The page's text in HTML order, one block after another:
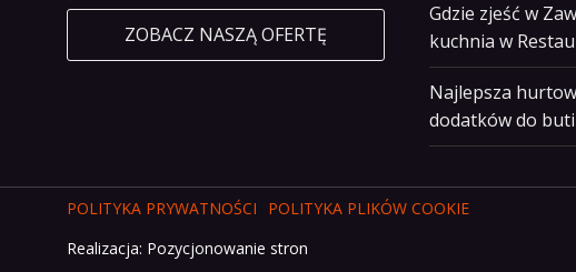
ZOBACZ NASZĄ OFERTĘ
Gdzie zjeść w
kuchnia w
Najlepsza
dodatków do
POLITYKA PRYWATNOŚCI
POLITYKA PLIKÓW COOKIE
Realizacja: Pozycjonowanie stron